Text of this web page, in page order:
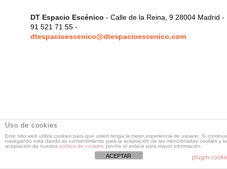
DT Espacio Escénico - Calle de la Reina, 9 28004 Madrid -
91 521 71 55 -
dtespacioescenico@dtespacioescenico.com
Uso de cookies
Este sitio web utiliza cookies para que usted tenga la mejor experiencia de usuario. Si
navegando está dando su consentimiento para la aceptación de las mencionadas cookies y la
aceptación de nuestra política de cookies , pinche el enlace para mayor información.
plugin
ACEPTAR